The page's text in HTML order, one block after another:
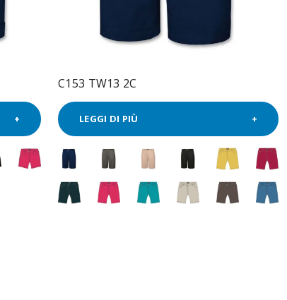
C153 TW13 2C
LEGGI DI PIÙ